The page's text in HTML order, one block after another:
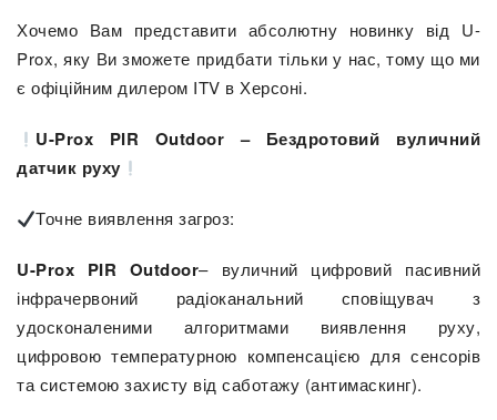
Хочемо Вам представити абсолютну новинку від U-
Prox, яку Ви зможете придбати тільки у нас, тому що ми
є офіційним дилером ITV в Херсоні.
U-Prox PIR Outdoor – Бездротовий вуличний
датчик руху
Точне виявлення загроз:
U-Prox PIR Outdoor– вуличний цифровий пасивний
інфрачервоний радіоканальний сповіщувач з
удосконаленими алгоритмами виявлення руху,
цифровою температурною компенсацією для сенсорів
та системою захисту від саботажу (антимаскинг).